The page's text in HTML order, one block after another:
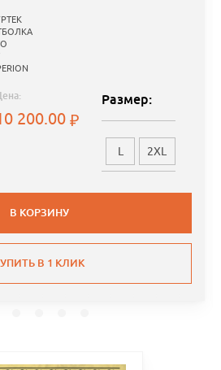
200.00
Размер:
L 2XL
В КОРЗИНУ
В 1 КЛИК